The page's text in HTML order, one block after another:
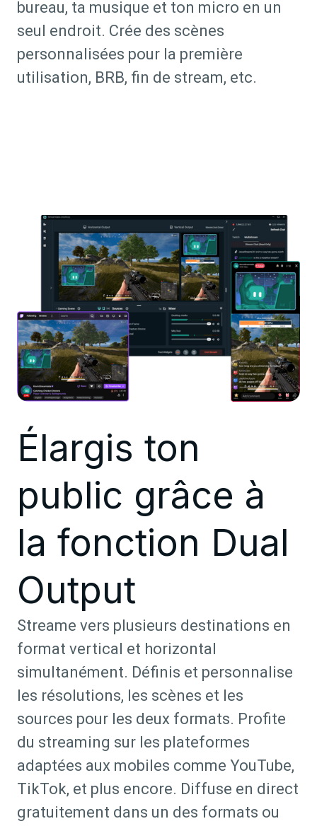
bureau, ta musique et ton micro en un
seul endroit. Crée des scènes
personnalisées pour la première
utilisation, BRB, fin de stream, etc.
Élargis ton
public grâce à
la fonction Dual
Output
Streame vers plusieurs destinations en
format vertical et horizontal
simultanément. Définis et personnalise
les résolutions, les scènes et les
sources pour les deux formats. Profite
du streaming sur les plateformes
adaptées aux mobiles comme YouTube,
TikTok, et plus encore. Diffuse en direct
gratuitement dans un des formats ou